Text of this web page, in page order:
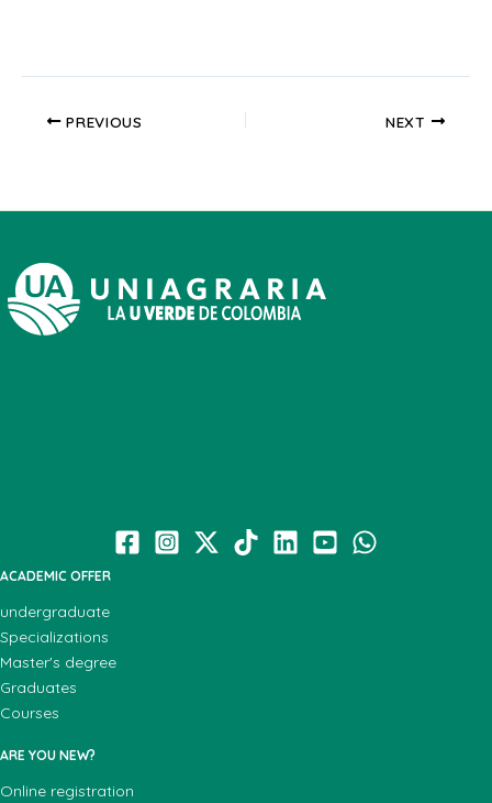
PREVIOUS NEXT
ACADEMIC OFFER
undergraduate
Specializations
Master's degree
Graduates
Courses
ARE YOU NEW?
Online registration